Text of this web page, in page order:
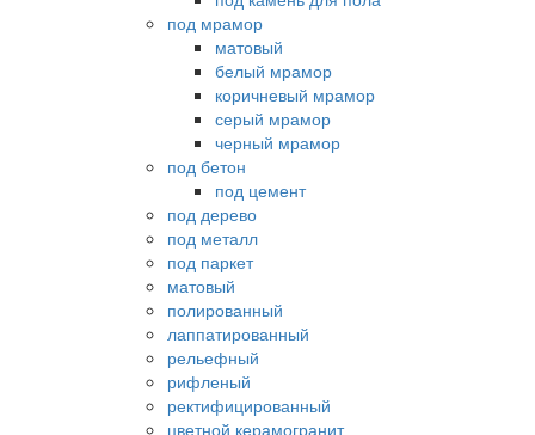
под мрамор
матовый
белый мрамор
коричневый мрамор
серый мрамор
черный мрамор
под бетон
под цемент
под дерево
под металл
под паркет
матовый
полированный
лаппатированный
рельефный
рифленый
ректифицированный
цветной керамогранит